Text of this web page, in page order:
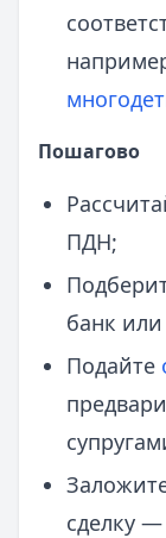
Пошагово
ПДН;
банк
Подайте
сделку